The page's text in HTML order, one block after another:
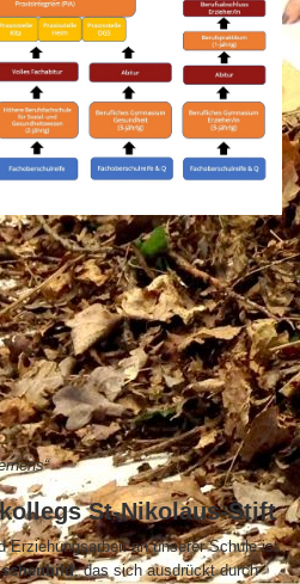
St-Nikolaus-Stift
Erziehungsarbeit an unserer Schule ist
, das sich ausdrückt durch